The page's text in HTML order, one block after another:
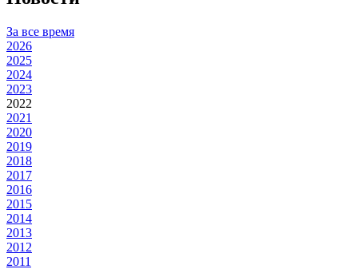
За все время
2026
2025
2024
2023
2022
2021
2020
2019
2018
2017
2016
2015
2014
2013
2012
2011